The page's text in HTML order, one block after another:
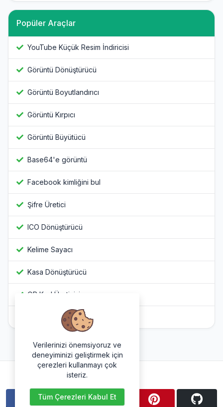
Popüler Araçlar
YouTube Küçük Resim İndiricisi
Görüntü Dönüştürücü
Görüntü Boyutlandırıcı
Görüntü Kırpıcı
Görüntü Büyütücü
Base64'e görüntü
Facebook kimliğini bul
Şifre Üretici
ICO Dönüştürücü
Kelime Sayacı
Kasa Dönüştürücü
QR Kod Üreticisi
Javascript Gizleyici
Verilerinizi önemsiyoruz ve
deneyiminizi geliştirmek için
çerezleri kullanmayı çok
isteriz.
Tüm Çerezleri Kabul Et